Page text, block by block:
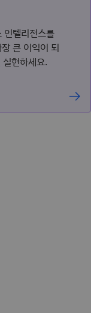
인텔리전스를
큰 이익이 되
현하세요.